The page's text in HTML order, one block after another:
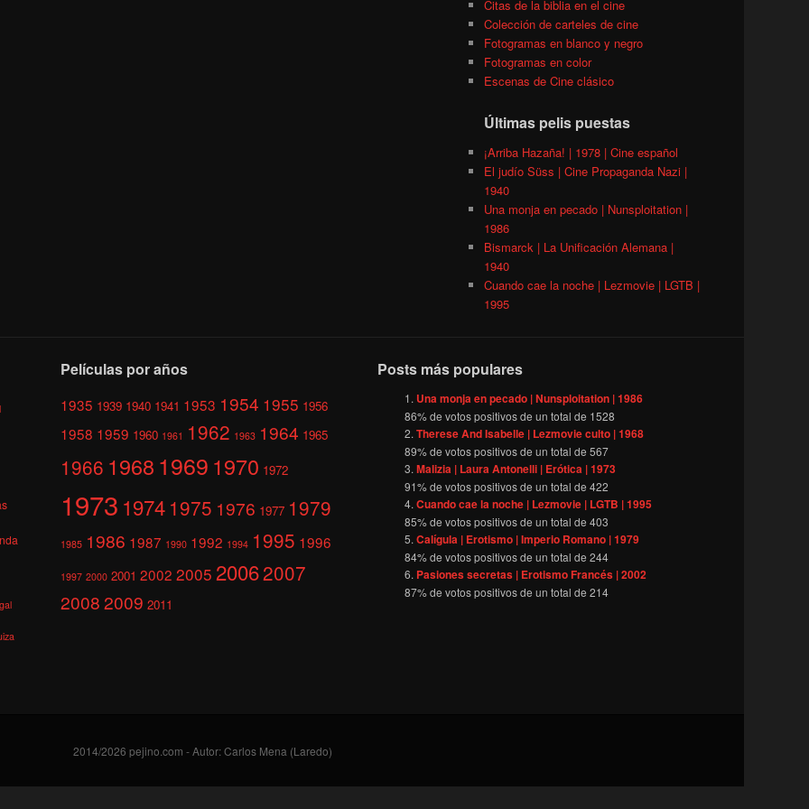
Citas de la biblia en el cine
Colección de carteles de cine
Fotogramas en blanco y negro
Fotogramas en color
Escenas de Cine clásico
Últimas pelis puestas
¡Arriba Hazaña! | 1978 | Cine español
El judío Süss | Cine Propaganda Nazi |
1940
Una monja en pecado | Nunsploitation |
1986
Bismarck | La Unificación Alemana |
1940
Cuando cae la noche | Lezmovie | LGTB |
1995
Películas por años
1935 1939 1940 1941 1953 1954 1955 1956
1958 1959 1960 1961 1962 1963 1964 1965
1966 1968 1969 1970 1972
1973 1974 1975 1976 1977 1979
1985 1986 1987 1990 1992 1994 1995 1996
1997 2000 2001 2002 2005 20062007
20082009 2011
Posts más populares
Una monja en pecado | Nunsploitation | 1986
86% de votos positivos de un total de 1528
Therese And Isabelle | Lezmovie culto | 1968
89% de votos positivos de un total de567
Malizia | Laura Antonelli | Erótica | 1973
91% de votos positivos de un total de422
Cuando cae la noche | Lezmovie | LGTB | 1995
85% de votos positivos de un total de403
Calígula | Erotismo | Imperio Romano | 1979
84% de votos positivos de un total de244
Pasiones secretas | Erotismo Francés | 2002
87% de votos positivos de un total de214
2014/2026 pejino.com - Autor: Carlos Mena (Laredo)